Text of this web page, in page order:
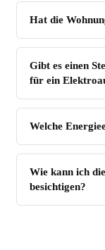
Hat die
Gibt es einen
für ein
Welche
Wie kann ich
besichtigen?